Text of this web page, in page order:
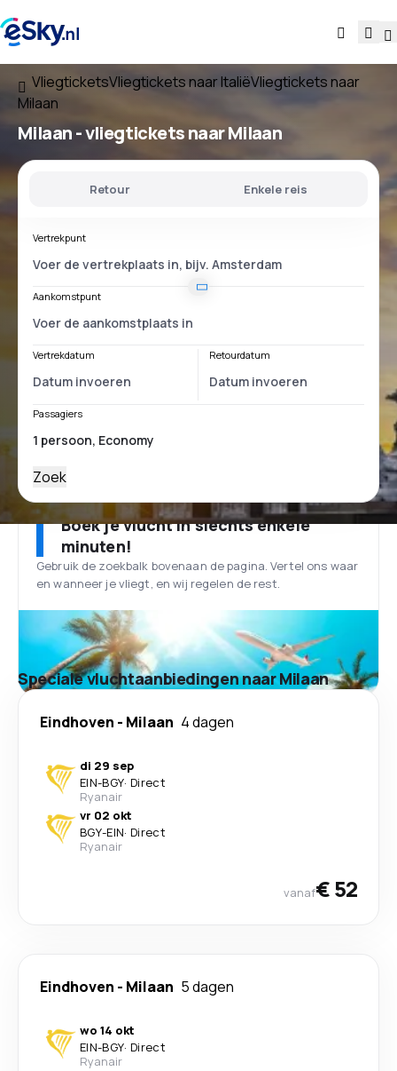
VliegticketsVliegtickets naar ItaliëVliegtickets naar
Milaan
Milaan - vliegtickets naar Milaan
Retour Enkele reis
Vertrekpunt
Aankomstpunt
Vertrekdatum Retourdatum
Passagiers
Zoek
Boek je vlucht in slechts enkele
minuten!
Gebruik de zoekbalk bovenaan de pagina. Vertel ons waar
en wanneer je vliegt, en wij regelen de rest.
Speciale vluchtaanbiedingen naar Milaan
Eindhoven - Milaan 4 dagen
di 29 sep
EIN-BGY· Direct
Ryanair
vr 02 okt
BGY-EIN· Direct
Ryanair
vanaf€ 52
Eindhoven - Milaan 5 dagen
wo 14 okt
EIN-BGY· Direct
Ryanair